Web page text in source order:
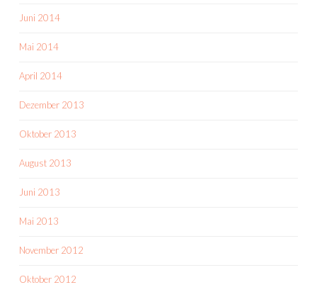
Juni 2014
Mai 2014
April 2014
Dezember 2013
Oktober 2013
August 2013
Juni 2013
Mai 2013
November 2012
Oktober 2012